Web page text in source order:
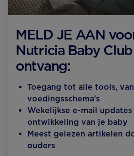
MELD JE AAN
Nutricia Baby
ontvang:
Toegang tot alle tools,
voedingsschema's
Wekelijkse e-mail
ontwikkeling van je baby
Meest gelezen artikelen
ouders